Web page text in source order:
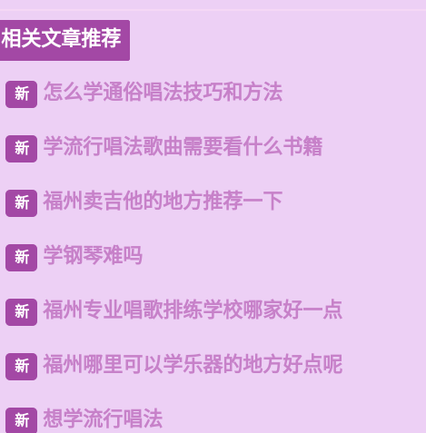
相关文章推荐
新 怎么学通俗唱法技巧和方法
新 学流行唱法歌曲需要看什么书籍
新 福州卖吉他的地方推荐一下
新 学钢琴难吗
新 福州专业唱歌排练学校哪家好一点
新 福州哪里可以学乐器的地方好点呢
新 想学流行唱法